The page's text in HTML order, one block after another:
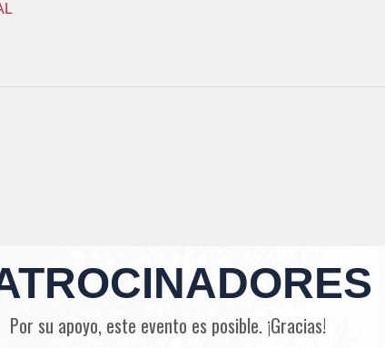
Por su apoyo, este evento es posible. ¡Gracias!